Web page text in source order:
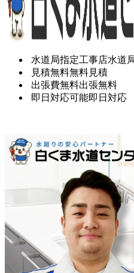
水道局指定工事店水道
見積無料無料見積
出張費無料出張無料
即日対応可能即日対応